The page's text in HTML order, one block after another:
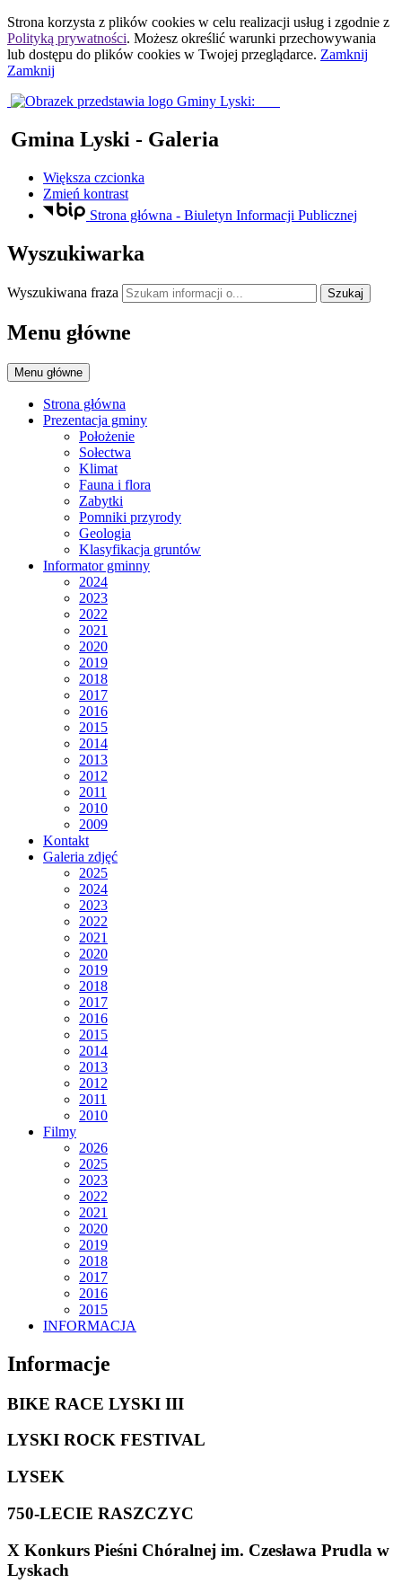
Strona korzysta z plików cookies w celu realizacji usług i zgodnie z
Polityką prywatności. Możesz określić warunki przechowywania
lub dostępu do plików cookies w Twojej przeglądarce. Zamknij
Zamknij
Gmina Lyski - Galeria
Większa czcionka
Zmień kontrast
Strona główna - Biuletyn Informacji Publicznej
Wyszukiwarka
Wyszukiwana fraza Szukaj
Menu główne
Menu główne
Strona główna
Prezentacja gminy
Położenie
Sołectwa
Klimat
Fauna i flora
Zabytki
Pomniki przyrody
Geologia
Klasyfikacja gruntów
Informator gminny
2024
2023
2022
2021
2020
2019
2018
2017
2016
2015
2014
2013
2012
2011
2010
2009
Kontakt
Galeria zdjęć
2025
2024
2023
2022
2021
2020
2019
2018
2017
2016
2015
2014
2013
2012
2011
2010
Filmy
2026
2025
2023
2022
2021
2020
2019
2018
2017
2016
2015
INFORMACJA
Informacje
BIKE RACE LYSKI III
LYSKI ROCK FESTIVAL
LYSEK
750-LECIE RASZCZYC
X Konkurs Pieśni Chóralnej im. Czesława Prudla w
Lyskach